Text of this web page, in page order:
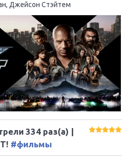
Джейсон Стэйтем
334 раз(а) |
#фильмы